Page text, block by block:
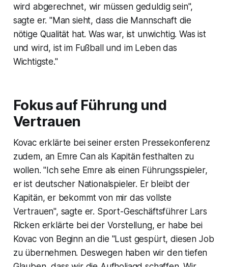
wird abgerechnet, wir müssen geduldig sein",
sagte er. "Man sieht, dass die Mannschaft die
nötige Qualität hat. Was war, ist unwichtig. Was ist
und wird, ist im Fußball und im Leben das
Wichtigste."
Fokus auf Führung und
Vertrauen
Kovac erklärte bei seiner ersten Pressekonferenz
zudem, an Emre Can als Kapitän festhalten zu
wollen. "Ich sehe Emre als einen Führungsspieler,
er ist deutscher Nationalspieler. Er bleibt der
Kapitän, er bekommt von mir das vollste
Vertrauen", sagte er. Sport-Geschäftsführer Lars
Ricken erklärte bei der Vorstellung, er habe bei
Kovac von Beginn an die "Lust gespürt, diesen Job
zu übernehmen. Deswegen haben wir den tiefen